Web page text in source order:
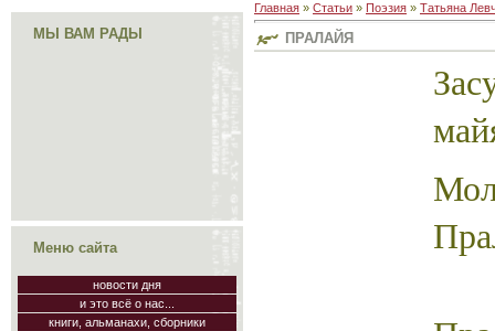
МЫ ВАМ РАДЫ
Меню сайта
новости дня
и это всё о нас...
книги, альманахи, сборники
Главная » Статьи » Поэзия » Татьяна
ПРАЛАЙЯ